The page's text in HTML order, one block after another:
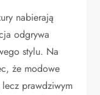
nabierają
odgrywa
stylu. Na
że modowe
prawdziwym